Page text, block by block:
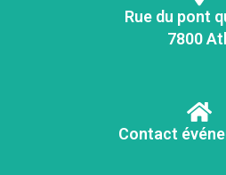
Rue du pont
7800
Contact